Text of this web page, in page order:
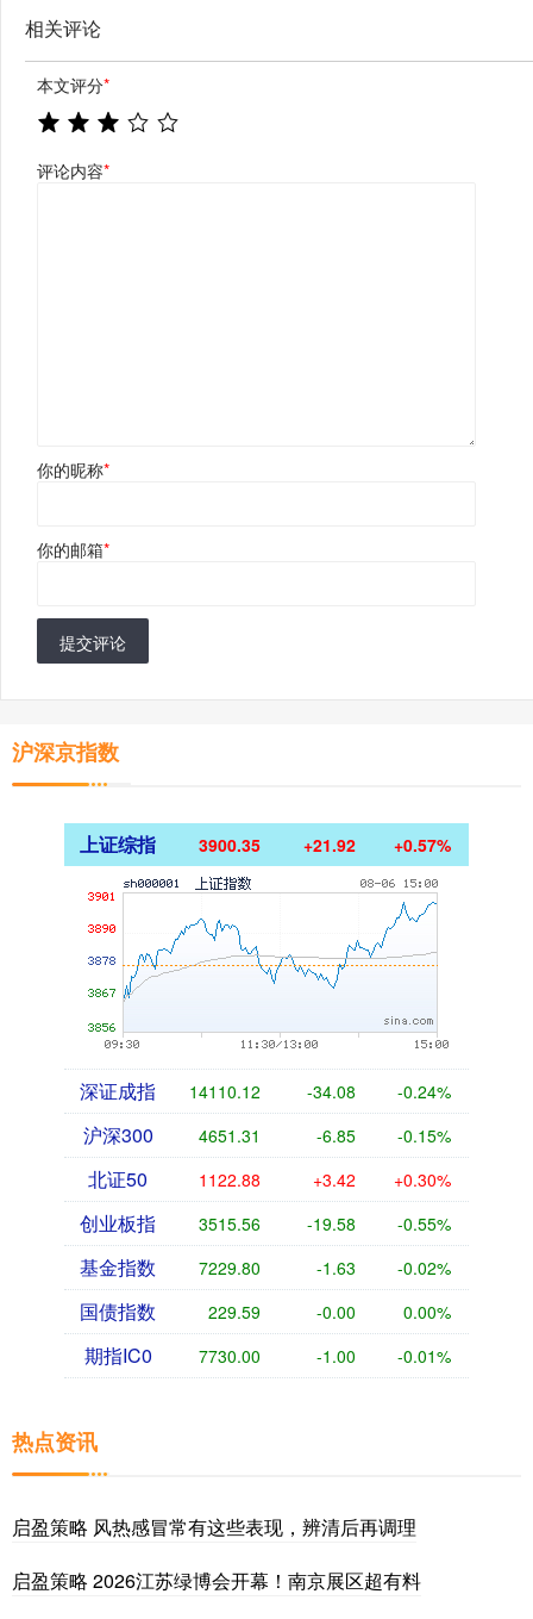
相关评论
本文评分*
评论内容*
你的昵称*
你的邮箱*
提交评论
沪深京指数
上证综指 3900.35 +21.92 +0.57%
深证成指 14110.12 -34.08 -0.24%
沪深300 4651.31 -6.85 -0.15%
北证50 1122.88 +3.42 +0.30%
创业板指 3515.56 -19.58 -0.55%
基金指数 7229.80 -1.63 -0.02%
国债指数 229.59 -0.00 0.00%
期指IC0 7730.00 -1.00 -0.01%
热点资讯
启盈策略 风热感冒常有这些表现，辨清后再调理
启盈策略 2026江苏绿博会开幕！南京展区超有料